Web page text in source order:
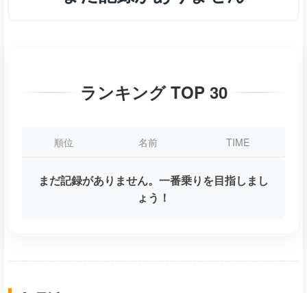
ランキング TOP 30
順位 名前 TIME
まだ記録がありません。一番乗りを目指しまし
ょう！